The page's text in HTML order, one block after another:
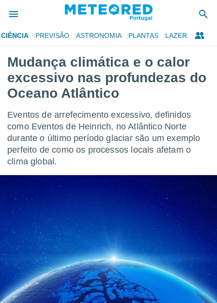
da
foi
para
fornecidas
a este
ou
permite-
a nossa
de alta
ACEITAR
CONTINUAR
CIÊNCIA PREVISÃO ASTRONOMIA PLANTAS LAZER
Mudança climática e o calor
excessivo nas profundezas do
Oceano Atlântico
Eventos de arrefecimento excessivo, definidos
como Eventos de Heinrich, no Atlântico Norte
durante o último período glaciar são um exemplo
perfeito de como os processos locais afetam o
clima global.